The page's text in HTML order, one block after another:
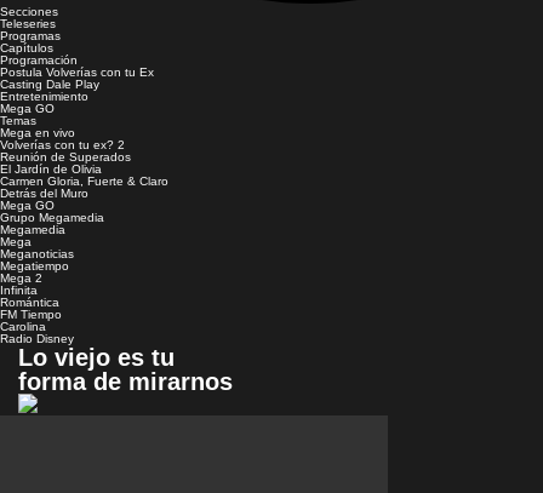
Secciones
Teleseries
Programas
Capítulos
Programación
Postula Volverías con tu Ex
Casting Dale Play
Entretenimiento
Mega GO
Temas
Mega en vivo
Volverías con tu ex? 2
Reunión de Superados
El Jardín de Olivia
Carmen Gloria, Fuerte & Claro
Detrás del Muro
Mega GO
Grupo Megamedia
Megamedia
Mega
Meganoticias
Megatiempo
Mega 2
Infinita
Romántica
FM Tiempo
Carolina
Radio Disney
Lo viejo es tu
forma de mirarnos